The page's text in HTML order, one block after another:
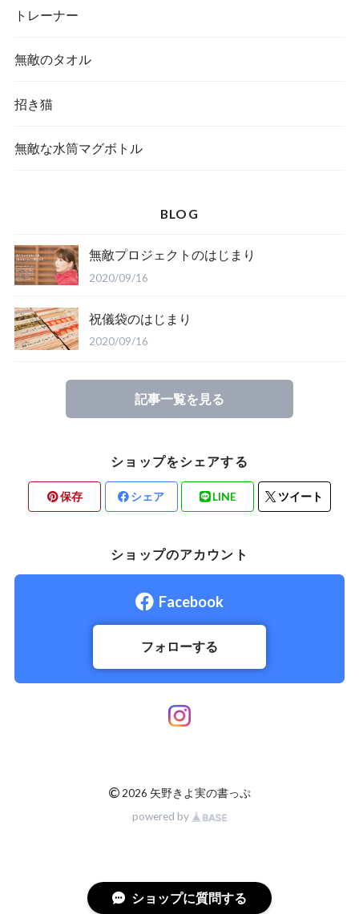
トレーナー
無敵のタオル
招き猫
無敵な水筒マグボトル
BLOG
無敵プロジェクトのはじまり
2020/09/16
祝儀袋のはじまり
2020/09/16
記事一覧を見る
ショップをシェアする
保存 シェア LINE ツイート
ショップのアカウント
Facebook
フォローする
© 2026 矢野きよ実の書っぷ
powered by
ショップに質問する